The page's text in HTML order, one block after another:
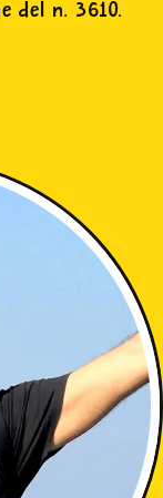
del n. 3610.